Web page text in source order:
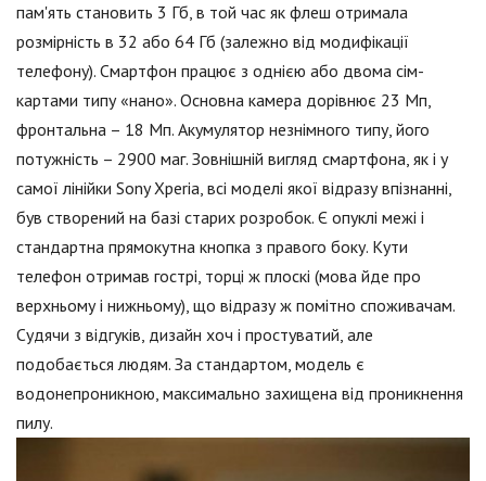
пам'ять становить 3 Гб, в той час як флеш отримала
розмірність в 32 або 64 Гб (залежно від модифікації
телефону). Смартфон працює з однією або двома сім-
картами типу «нано». Основна камера дорівнює 23 Мп,
фронтальна – 18 Мп. Акумулятор незнімного типу, його
потужність – 2900 маг. Зовнішній вигляд смартфона, як і у
самої лінійки Sony Xperia, всі моделі якої відразу впізнанні,
був створений на базі старих розробок. Є опуклі межі і
стандартна прямокутна кнопка з правого боку. Кути
телефон отримав гострі, торці ж плоскі (мова йде про
верхньому і нижньому), що відразу ж помітно споживачам.
Судячи з відгуків, дизайн хоч і простуватий, але
подобається людям. За стандартом, модель є
водонепроникною, максимально захищена від проникнення
пилу.